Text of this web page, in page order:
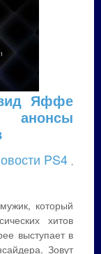
Яффе
анонсы
PS4
который
хитов
выступает в
Зовут